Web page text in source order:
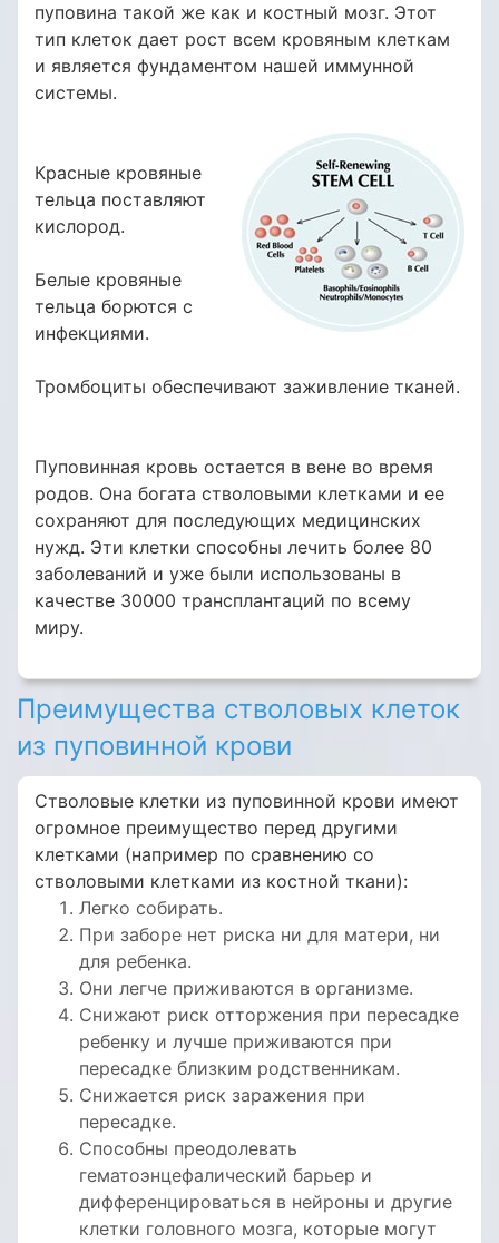
пуповина такой же как и костный мозг. Этот
тип клеток дает рост всем кровяным клеткам
и является фундаментом нашей иммунной
системы.
Красные кровяные
тельца поставляют
кислород.
Белые кровяные
тельца борются с
инфекциями.
Тромбоциты обеспечивают заживление тканей.
Пуповинная кровь остается в вене во время
родов. Она богата стволовыми клетками и ее
сохраняют для последующих медицинских
нужд. Эти клетки способны лечить более 80
заболеваний и уже были использованы в
качестве 30000 трансплантаций по всему
миру.
Преимущества стволовых клеток
из пуповинной крови
Стволовые клетки из пуповинной крови имеют
огромное преимущество перед другими
клетками (например по сравнению со
стволовыми клетками из костной ткани):
Легко собирать.
При заборе нет риска ни для матери, ни
для ребенка.
Они легче приживаются в организме.
Снижают риск отторжения при пересадке
ребенку и лучше приживаются при
пересадке близким родственникам.
Снижается риск заражения при
пересадке.
Способны преодолевать
гематоэнцефалический барьер и
дифференцироваться в нейроны и другие
клетки головного мозга, которые могут